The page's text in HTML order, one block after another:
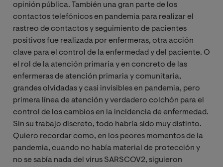
opinión pública. También una gran parte de los
contactos telefónicos en pandemia para realizar el
rastreo de contactos y seguimiento de pacientes
positivos fue realizada por enfermeras, otra acción
clave para el control de la enfermedad y del paciente. O
el rol de la atención primaria y en concreto de las
enfermeras de atención primaria y comunitaria,
grandes olvidadas y casi invisibles en pandemia, pero
primera línea de atención y verdadero colchón para el
control de los cambios en la incidencia de enfermedad.
Sin su trabajo discreto, todo habría sido muy distinto.
Quiero recordar como, en los peores momentos de la
pandemia, cuando no había material de protección y
no se sabía nada del virus SARSCOV2, siguieron